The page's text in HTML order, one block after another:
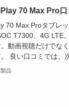
70 Max Pro口
70 Max Proタブレ
T7300、4G LTE
動画視聴だけでな
良い口コミでは、次
品